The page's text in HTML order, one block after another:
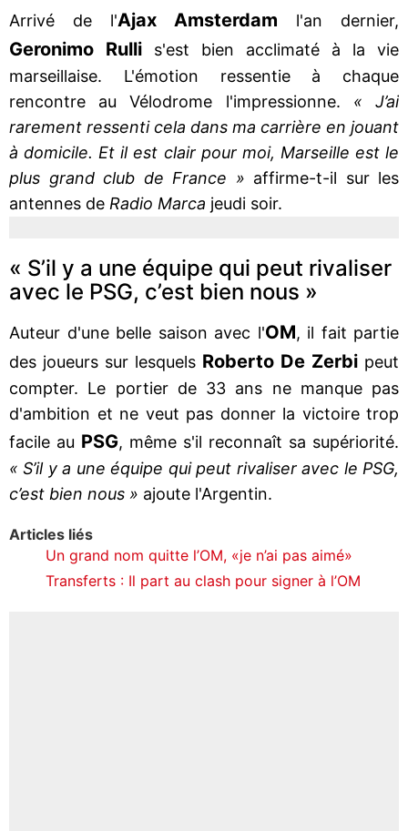
Arrivé de l'Ajax Amsterdam l'an dernier,
Geronimo Rulli s'est bien acclimaté à la vie
marseillaise. L'émotion ressentie à chaque
rencontre au Vélodrome l'impressionne. « J’ai
rarement ressenti cela dans ma carrière en jouant
à domicile. Et il est clair pour moi, Marseille est le
plus grand club de France » affirme-t-il sur les
antennes de Radio Marca jeudi soir.
« S’il y a une équipe qui peut rivaliser
avec le PSG, c’est bien nous »
Auteur d'une belle saison avec l'OM, il fait partie
des joueurs sur lesquels Roberto De Zerbi peut
compter. Le portier de 33 ans ne manque pas
d'ambition et ne veut pas donner la victoire trop
facile au PSG, même s'il reconnaît sa supériorité.
« S’il y a une équipe qui peut rivaliser avec le PSG,
c’est bien nous » ajoute l'Argentin.
Articles liés
Un grand nom quitte l’OM, «je n’ai pas aimé»
Transferts : Il part au clash pour signer à l’OM